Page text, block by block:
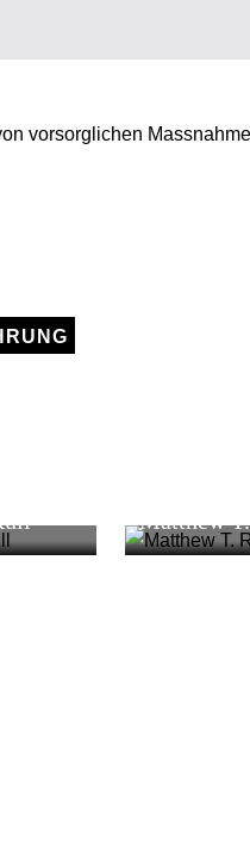
vorsorglichen
Matthew